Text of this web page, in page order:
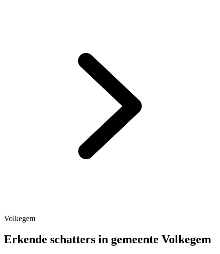
Volkegem
Erkende schatters in gemeente Volkegem